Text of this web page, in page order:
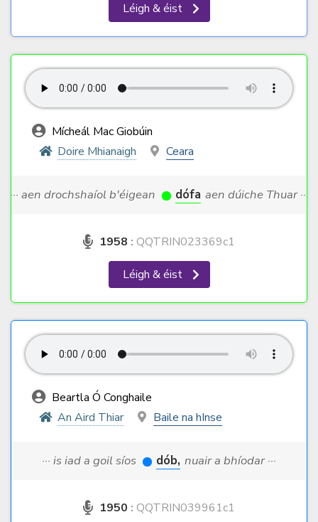
Léigh & éist
Mícheál Mac Giobúin
Doire Mhianaigh
Ceara
··· aen drochshaíol b'éigean dófa aen dúiche Thuar ···
1958 : QQTRIN023369c1
Léigh & éist
Beartla Ó Conghaile
An Aird Thiar
Baile na hInse
··· is iad a goil síos dób, nuair a bhíodar ···
1950 : QQTRIN039961c1